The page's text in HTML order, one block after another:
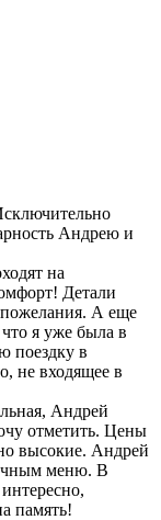
Андрею и
на
Детали
А еще
я уже была в
поездку в
не входящее в
Андрей
отметить. Цены
высокие. Андрей
меню. В
память!